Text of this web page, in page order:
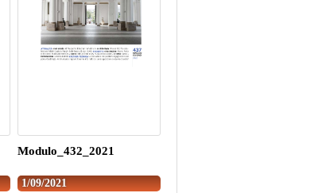
Modulo_432_2021
1/09/2021